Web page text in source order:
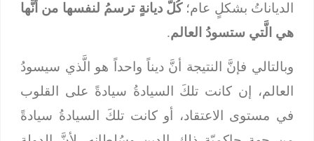
الدياناتُ بشكلٍ عام؛ كُلُّ ديانةٍ ترسمُ لنفسها من أنَّها
هي الَّتي ستسودُ العالم.
وبالتالي فإنَّ النتيجة أنَّ ديناً واحداً هو الَّذي سيسودُ
العالم، إن كانت تلكَ السيادةُ سيادةً على القلوب
في مستوى الاعتقاد، أو كانت تلكَ السيادةُ سيادةً